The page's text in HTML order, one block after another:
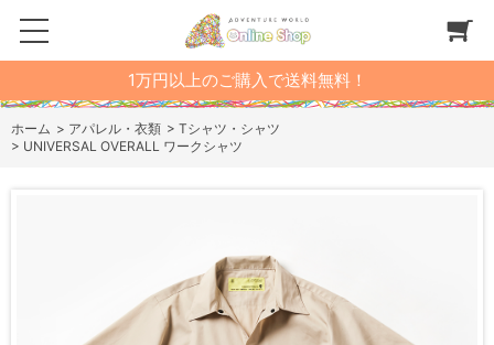
1万円以上のご購入で送料無料！
ホーム > アパレル・衣類 > Tシャツ・シャツ
> UNIVERSAL OVERALL ワークシャツ